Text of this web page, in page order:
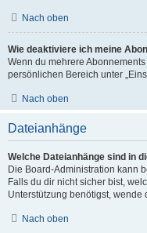
Nach oben
Wie deaktiviere ich meine
Wenn du mehrere
persönlichen Bereich unter
Nach oben
Dateianhänge
Welche Dateianhänge sind in
Die Board-Administration kann
Falls du dir nicht sicher bist,
Unterstützung benötigst,
Nach oben